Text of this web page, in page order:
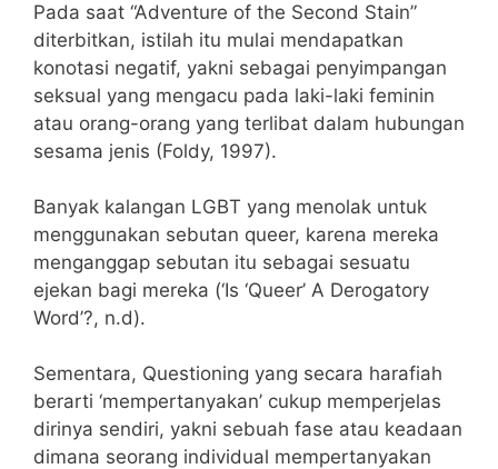
Pada saat “Adventure of the Second Stain”
diterbitkan, istilah itu mulai mendapatkan
konotasi negatif, yakni sebagai penyimpangan
seksual yang mengacu pada laki-laki feminin
atau orang-orang yang terlibat dalam hubungan
sesama jenis (Foldy, 1997).
Banyak kalangan LGBT yang menolak untuk
menggunakan sebutan queer, karena mereka
menganggap sebutan itu sebagai sesuatu
ejekan bagi mereka (‘Is ‘Queer’ A Derogatory
Word’?, n.d).
Sementara, Questioning yang secara harafiah
berarti ‘mempertanyakan’ cukup memperjelas
dirinya sendiri, yakni sebuah fase atau keadaan
dimana seorang individual mempertanyakan